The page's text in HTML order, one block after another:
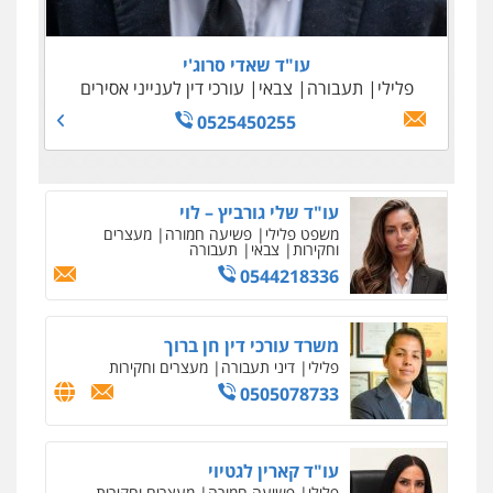
0509100397
עו"ד שאדי סרוג'י
פלילי
תעבורה צבאי
עורכי דין לענייני אסירים
0525450255
0545243703
עו"ד נדב גרינולד
פלילי תעבורה עורכי דין לענייני אסירים צבאי
0508848606
0509230800
גיל דביר – משרד עורכי דין
פשיעה כלכלית צווארון לבן
סלימאן אבו שעירה – משרד עורכי דין
פלילי בטחוני צבאי נזיקין
0547780927
עו"ד אסף גונן
פלילי פשע חמור תעבורה צבא מעצרים
וחקירות
0542255161
גל דהן – משרד עורך דין פלילי
פלילי פשיעה חמורה סמים מעצרים